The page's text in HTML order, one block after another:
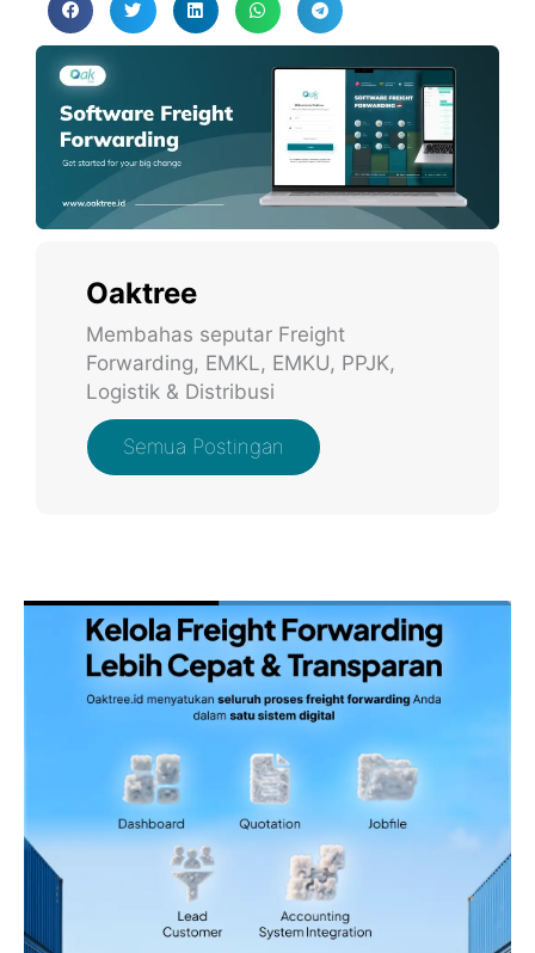
Oaktree
Membahas seputar Freight
Forwarding, EMKL, EMKU, PPJK,
Logistik & Distribusi
Semua Postingan